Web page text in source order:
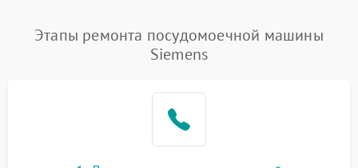
Проблемы с набором
воды
1800 ₽ Подробнее →
1700 ₽
Этапы ремонта посудомоечной машины
Siemens